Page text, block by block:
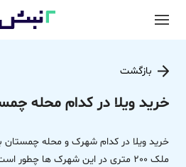
بازگشت
خرید ویلا در کدام محله
خرید ویلا در کدام شهرک و محله
ملک 200 متری در این شهرک ها چطور است؟